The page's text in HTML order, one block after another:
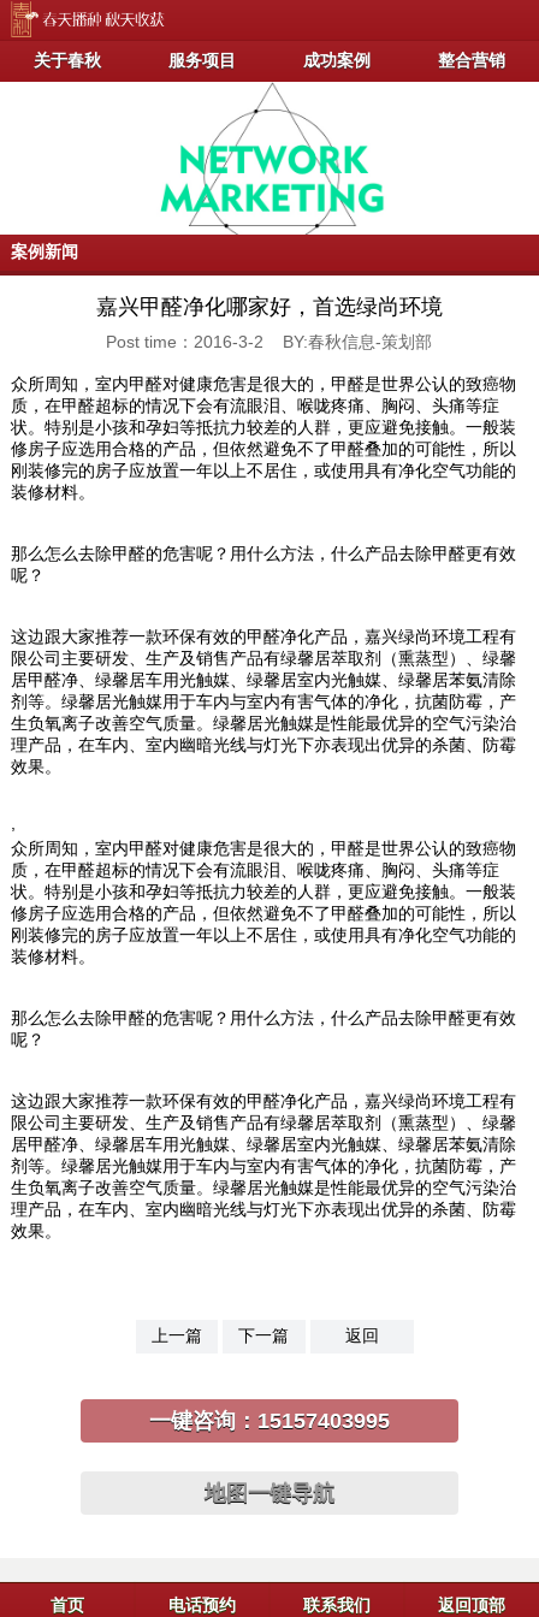
关于春秋 服务项目 成功案例 整合营销
案例新闻
嘉兴甲醛净化哪家好，首选绿尚环境
Post time：2016-3-2 BY:春秋信息-策划部
众所周知，室内甲醛对健康危害是很大的，甲醛是世界公认的致癌物
质，在甲醛超标的情况下会有流眼泪、喉咙疼痛、胸闷、头痛等症
状。特别是小孩和孕妇等抵抗力较差的人群，更应避免接触。一般装
修房子应选用合格的产品，但依然避免不了甲醛叠加的可能性，所以
刚装修完的房子应放置一年以上不居住，或使用具有净化空气功能的
装修材料。
那么怎么去除甲醛的危害呢？用什么方法，什么产品去除甲醛更有效
呢？
这边跟大家推荐一款环保有效的甲醛净化产品，嘉兴绿尚环境工程有
限公司主要研发、生产及销售产品有绿馨居萃取剂（熏蒸型）、绿馨
居甲醛净、绿馨居车用光触媒、绿馨居室内光触媒、绿馨居苯氨清除
剂等。绿馨居光触媒用于车内与室内有害气体的净化，抗菌防霉，产
生负氧离子改善空气质量。绿馨居光触媒是性能最优异的空气污染治
理产品，在车内、室内幽暗光线与灯光下亦表现出优异的杀菌、防霉
效果。
,
众所周知，室内甲醛对健康危害是很大的，甲醛是世界公认的致癌物
质，在甲醛超标的情况下会有流眼泪、喉咙疼痛、胸闷、头痛等症
状。特别是小孩和孕妇等抵抗力较差的人群，更应避免接触。一般装
修房子应选用合格的产品，但依然避免不了甲醛叠加的可能性，所以
刚装修完的房子应放置一年以上不居住，或使用具有净化空气功能的
装修材料。
那么怎么去除甲醛的危害呢？用什么方法，什么产品去除甲醛更有效
呢？
这边跟大家推荐一款环保有效的甲醛净化产品，嘉兴绿尚环境工程有
限公司主要研发、生产及销售产品有绿馨居萃取剂（熏蒸型）、绿馨
居甲醛净、绿馨居车用光触媒、绿馨居室内光触媒、绿馨居苯氨清除
剂等。绿馨居光触媒用于车内与室内有害气体的净化，抗菌防霉，产
生负氧离子改善空气质量。绿馨居光触媒是性能最优异的空气污染治
理产品，在车内、室内幽暗光线与灯光下亦表现出优异的杀菌、防霉
效果。
上一篇 下一篇 返回
一键咨询： 15157403995
地图一键导航
首页 电话预约 联系我们 返回顶部